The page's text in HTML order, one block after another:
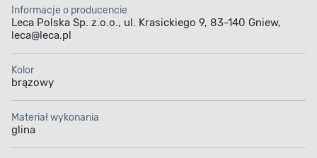
Informacje o producencie
Leca Polska Sp. z.o.o., ul. Krasickiego 9, 83-140 Gniew,
leca@leca.pl
Kolor
brązowy
Materiał wykonania
glina